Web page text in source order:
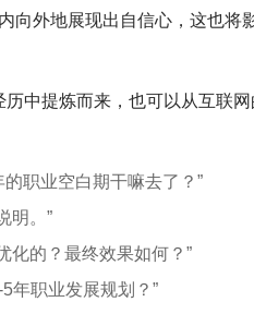
向外地展现出自信心，这也将
中提炼而来，也可以从互联
职业空白期干嘛去了？”
明。”
化的？最终效果如何？”
年职业发展规划？”